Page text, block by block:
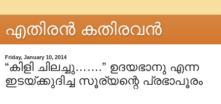
എതിരന്‍ കതിരവന്‍
Friday, January 10, 2014
“കിളി ചിലച്ചു…….” ഉദയഭാനു എന്ന
ഇടയ്ക്കുദിച്ച സൂര്യന്റെ പ്രഭാപൂരം